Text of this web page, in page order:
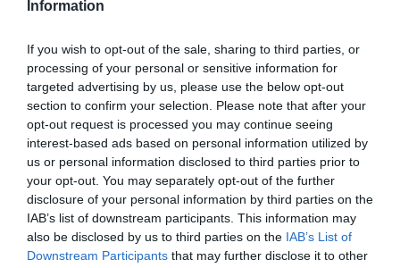
Information
If you wish to opt-out of the sale, sharing to third parties, or
processing of your personal or sensitive information for
targeted advertising by us, please use the below opt-out
section to confirm your selection. Please note that after your
opt-out request is processed you may continue seeing
interest-based ads based on personal information utilized by
us or personal information disclosed to third parties prior to
your opt-out. You may separately opt-out of the further
disclosure of your personal information by third parties on the
IAB’s list of downstream participants. This information may
also be disclosed by us to third parties on the IAB’s List of
Downstream Participants that may further disclose it to other
– «Κινδυνεύουμε να χάσουμε το
09.08.2026 | 16:20
Παραλία «διαμάντι»: Θυμίζει
Κουφονήσια και απέχει μόλις 1,5
ώρα από την Αθήνα
09.08.2026 | 16:00
Νέα τραγωδία σε παραλία της
Εύβοιας: Πέθανε άνδρας
09.08.2026 | 15:40
Όλες οι τελευταίες ειδήσεις
ΠΕΡΙΣΣΟΤΕΡΑ ΑΠΟ ΕΙΔΗΣΕΙΣ ΕΥΒΟΙΑ